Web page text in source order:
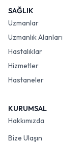
SAĞLIK
Uzmanlar
Uzmanlık Alanları
Hastalıklar
Hizmetler
Hastaneler
KURUMSAL
Hakkımızda
Bize Ulaşın